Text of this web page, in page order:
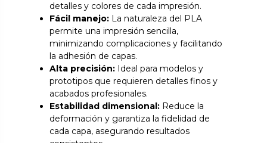
detalles y colores de cada impresión.
Fácil manejo: La naturaleza del PLA
permite una impresión sencilla,
minimizando complicaciones y facilitando
la adhesión de capas.
Alta precisión: Ideal para modelos y
prototipos que requieren detalles finos y
acabados profesionales.
Estabilidad dimensional: Reduce la
deformación y garantiza la fidelidad de
cada capa, asegurando resultados